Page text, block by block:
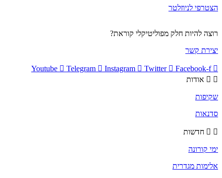
הצטרפי לניוזלטר
רוצה להיות חלק מפוליטיקלי קוראת?
יצירת קשר
Youtube Telegram Instagram Twitter
Facebook-f
אודות
שקיפות
סדנאות
חדשות
ימי קורונה
אלימות מגדרית